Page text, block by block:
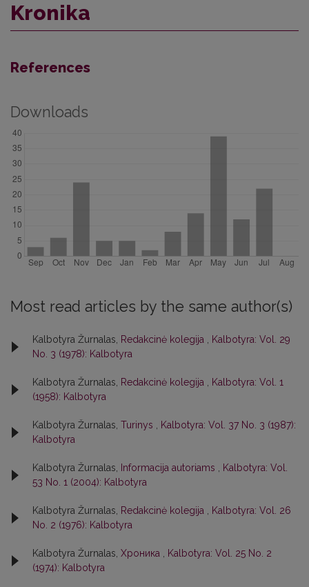
Kronika
References
Downloads
Most read articles by the same author(s)
Kalbotyra Žurnalas, Redakcinė kolegija
Kalbotyra: Vol. 29
No. 3 (1978): Kalbotyra
Kalbotyra Žurnalas, Redakcinė kolegija
Kalbotyra: Vol. 1
(1958): Kalbotyra
Kalbotyra Žurnalas, Turinys
Kalbotyra: Vol. 37 No. 3 (1987):
Kalbotyra
Kalbotyra Žurnalas, Informacija autoriams
Kalbotyra: Vol.
53 No. 1 (2004): Kalbotyra
Kalbotyra Žurnalas, Redakcinė kolegija
Kalbotyra: Vol. 26
No. 2 (1976): Kalbotyra
Kalbotyra Žurnalas, Хроника
Kalbotyra: Vol. 25 No. 2
(1974): Kalbotyra